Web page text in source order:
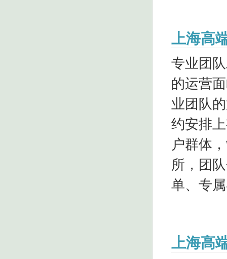
上海高
专业团
的运营
业团队
约安排
户群体
所，团
单、专
上海高